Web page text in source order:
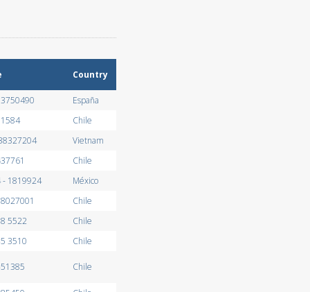
Country
España
Chile
Vietnam
Chile
- 1819924
México
Chile
5522
Chile
3510
Chile
Chile